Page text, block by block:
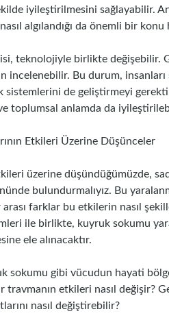
iyileştirilmesini sağlayabilir.
algılandığı da önemli bir konu
teknolojiyle birlikte değişebilir.
incelenebilir. Bu durum,
sistemlerini de geliştirmeyi
toplumsal anlamda da
Etkileri Üzerine Düşünceler
üzerine düşündüğümüzde,
bulundurmalıyız. Bu
farklar bu etkilerin nasıl
ile birlikte, kuyruk sokumu
ele alınacaktır.
sokumu gibi vücudun hayati
etkileri nasıl değişir?
nasıl değiştirebilir?